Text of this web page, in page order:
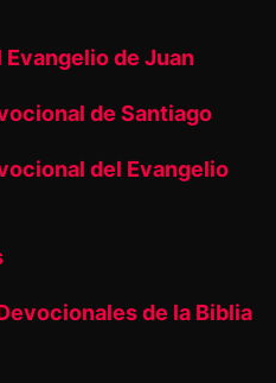
de Juan
de Santiago
del Evangelio
de la Biblia